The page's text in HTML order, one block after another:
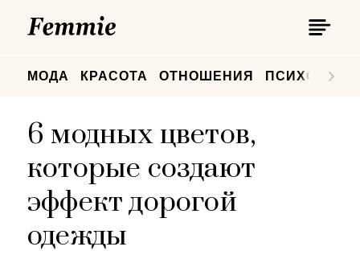
МОДА КРАСОТА ОТНОШЕНИЯ
6 модных цветов,
которые создают
эффект дорогой
одежды